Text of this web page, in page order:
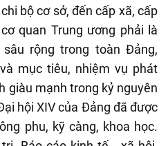
bộ cơ sở, đến cấp xã, cấp
quan Trung ương phải là
rộng trong toàn Đảng,
mục tiêu, nhiệm vụ phát
giàu mạnh trong kỷ nguyên
hội XIV của Đảng đã được
phu, kỹ càng, khoa học.